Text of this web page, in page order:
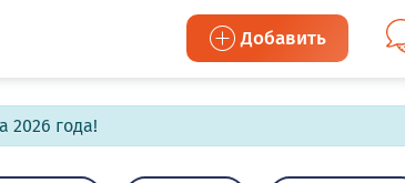
Добавить
2026 года!